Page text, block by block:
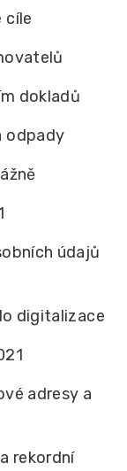
cíle
dokladů
odpady
údajů
digitalizace
adresy a
rekordní